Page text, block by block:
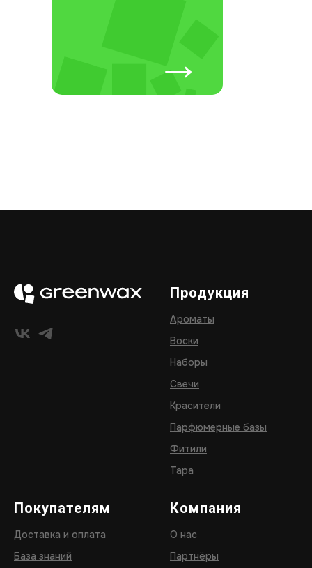
→
Продукция
Ароматы
Воски
Наборы
Свечи
Красители
Парфюмерные базы
Фитили
Тара
Покупателям
Доставка и оплата
База знаний
Компания
О нас
Партнёры